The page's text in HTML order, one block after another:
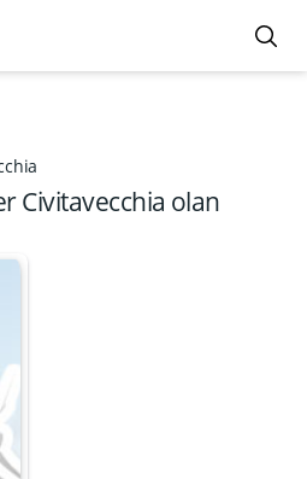
Civitavecchia olan